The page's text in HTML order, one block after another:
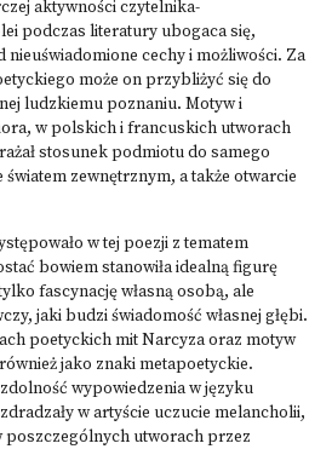
aktywności czytelnika-
podczas literatury ubogaca się,
nieuświadomione cechy i możliwości. Za
może on przybliżyć się do
ludzkiemu poznaniu. Motyw i
w polskich i francuskich utworach
stosunek podmiotu do samego
zewnętrznym, a także otwarcie
w tej poezji z tematem
bowiem stanowiła idealną figurę
fascynację własną osobą, ale
jaki budzi świadomość własnej głębi.
poetyckich mit Narcyza oraz motyw
jako znaki metapoetyckie.
wypowiedzenia w języku
w artyście uczucie melancholii,
poszczególnych utworach przez